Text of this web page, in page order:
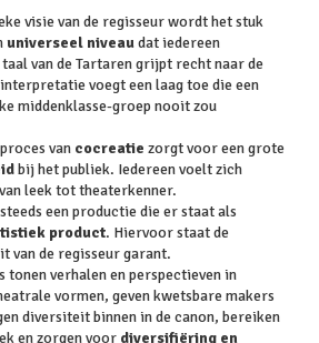
visie van de regisseur wordt het stuk
universeel niveaudat iedereen
van de Tartaren grijpt recht naar de
voegt een laag toe die een
middenklasse-groep nooit zou
van cocreatie zorgt voor een grote
bij het publiek. Iedereen voelt zich
leek tot theaterkenner.
een productie die er staat als
product. Hiervoor staat de
van de regisseur garant.
tonen verhalen en perspectieven in
vormen, geven kwetsbare makers
diversiteit binnen in de canon, bereiken
en zorgen voor diversifiëring en